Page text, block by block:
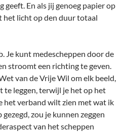
geeft. En als jij genoeg papier op
het licht op den duur totaal
Je kunt medescheppen door de
stroomt een richting te geven.
van de Vrije Wil om elk beeld,
te leggen, terwijl je het op het
verband wilt zien met wat ik
zou je kunnen zeggen
van het scheppen